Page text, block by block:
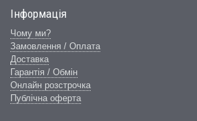
Інформація
Чому ми?
Замовлення / Оплата
Доставка
Гарантія / Обмін
Онлайн розстрочка
Публічна оферта